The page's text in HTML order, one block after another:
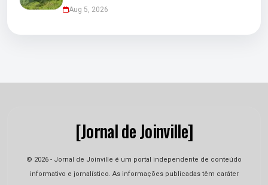
Aug 5, 2026
[Jornal de Joinville]
© 2026 - Jornal de Joinville é um portal independente de conteúdo
informativo e jornalístico. As informações publicadas têm caráter